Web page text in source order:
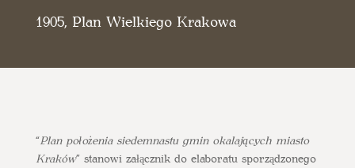
1905, Plan Wielkiego Krakowa
“Plan położenia siedemnastu gmin okalających miasto
Kraków” stanowi załącznik do elaboratu sporządzonego